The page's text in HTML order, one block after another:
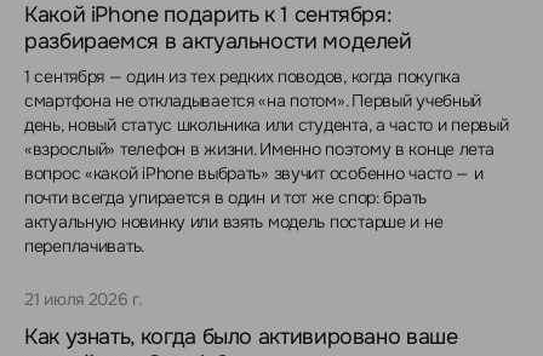
Какой iPhone подарить к 1 сентября:
разбираемся в актуальности моделей
1 сентября — один из тех редких поводов, когда покупка
смартфона не откладывается «на потом». Первый учебный
день, новый статус школьника или студента, а часто и первый
«взрослый» телефон в жизни. Именно поэтому в конце лета
вопрос «какой iPhone выбрать» звучит особенно часто — и
почти всегда упирается в один и тот же спор: брать
актуальную новинку или взять модель постарше и не
переплачивать.
21 июля 2026 г.
Как узнать, когда было активировано ваше